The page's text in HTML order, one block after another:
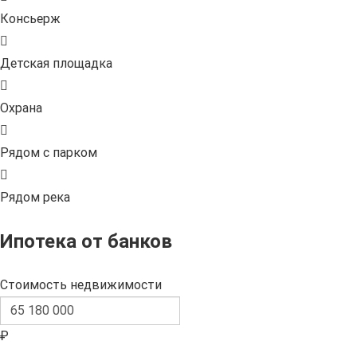
Консьерж
Детская площадка
Охрана
Рядом с парком
Рядом река
Ипотека от банков
Стоимость недвижимости
₽